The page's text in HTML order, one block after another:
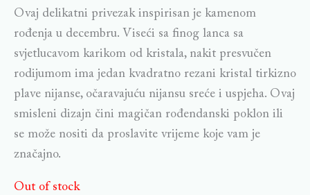
Ovaj delikatni privezak inspirisan je kamenom
rođenja u decembru. Viseći sa finog lanca sa
svjetlucavom karikom od kristala, nakit presvučen
rodijumom ima jedan kvadratno rezani kristal tirkizno
plave nijanse, očaravajuću nijansu sreće i uspjeha. Ovaj
smisleni dizajn čini magičan rođendanski poklon ili
se može nositi da proslavite vrijeme koje vam je
značajno.
Out of stock